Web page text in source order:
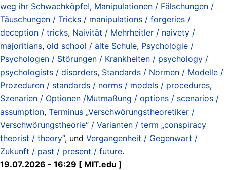
weg ihr Schwachköpfe!, Manipulationen / Fälschungen /
Täuschungen / Tricks / manipulations / forgeries /
deception / tricks, Naivität / Mehrheitler / naivety /
majoritians, old school / alte Schule, Psychologie /
Psychologen / Störungen / Krankheiten / psychology /
psychologists / disorders, Standards / Normen / Modelle /
Prozeduren / standards / norms / models / procedures,
Szenarien / Optionen /Mutmaßung / options / scenarios /
assumption, Terminus „Verschwörungstheoretiker /
Verschwörungstheorie“ / Varianten / term „conspiracy
theorist / theory“, und Vergangenheit / Gegenwart /
Zukunft / past / present / future.
19.07.2026 - 16:29 [ MIT.edu ]